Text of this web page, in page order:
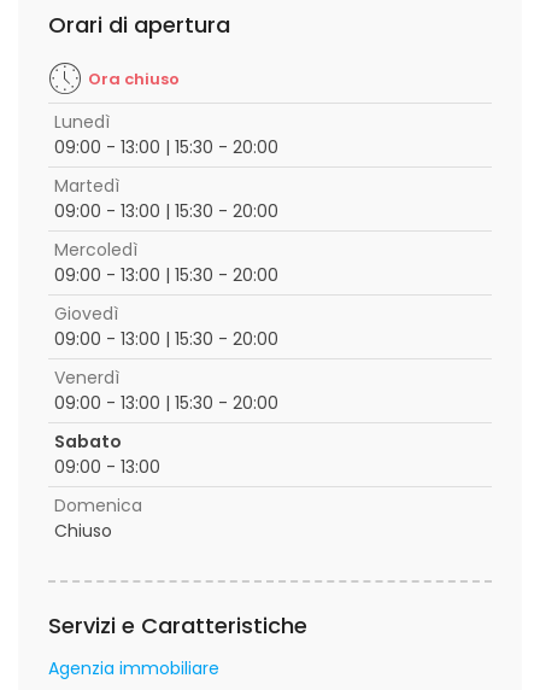
Orari di apertura
Ora chiuso
Lunedì
09:00 - 13:00 | 15:30 - 20:00
Martedì
09:00 - 13:00 | 15:30 - 20:00
Mercoledì
09:00 - 13:00 | 15:30 - 20:00
Giovedì
09:00 - 13:00 | 15:30 - 20:00
Venerdì
09:00 - 13:00 | 15:30 - 20:00
Sabato
09:00 - 13:00
Domenica
Chiuso
Servizi e Caratteristiche
Agenzia immobiliare